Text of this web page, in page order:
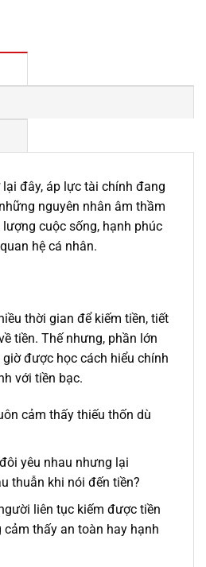
đây, áp lực tài chính đang
nguyên nhân âm thầm
cuộc sống, hạnh phúc
hệ cá nhân.
thời gian để kiếm tiền, tiết
tiền. Thế nhưng, phần lớn
được học cách hiểu chính
với tiền bạc.
cảm thấy thiếu thốn dù
yêu nhau nhưng lại
thuẫn khi nói đến tiền?
liên tục kiếm được tiền
cảm thấy an toàn hay hạnh